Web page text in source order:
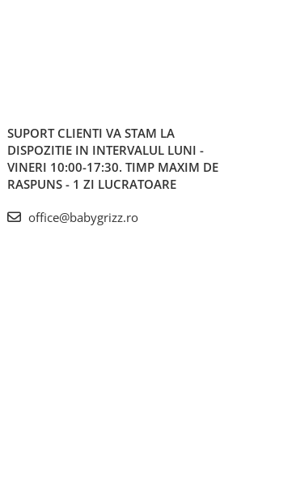
SUPORT CLIENTI VA STAM LA
DISPOZITIE IN INTERVALUL LUNI -
VINERI 10:00-17:30. TIMP MAXIM DE
RASPUNS - 1 ZI LUCRATOARE
office@babygrizz.ro